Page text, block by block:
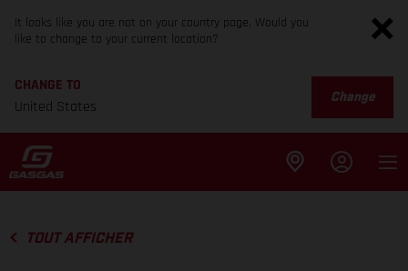
It looks like you are not on your country page. Would you
like to change to your current location?
CHANGE TO
United States
Change
TOUT AFFICHER